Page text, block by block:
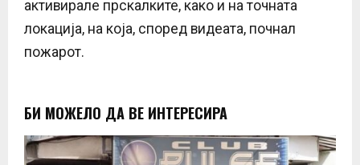
активирале прскалките, како и на точната
локација, на која, според видеата, почнал
пожарот.
БИ МОЖЕЛО ДА ВЕ ИНТЕРЕСИРА